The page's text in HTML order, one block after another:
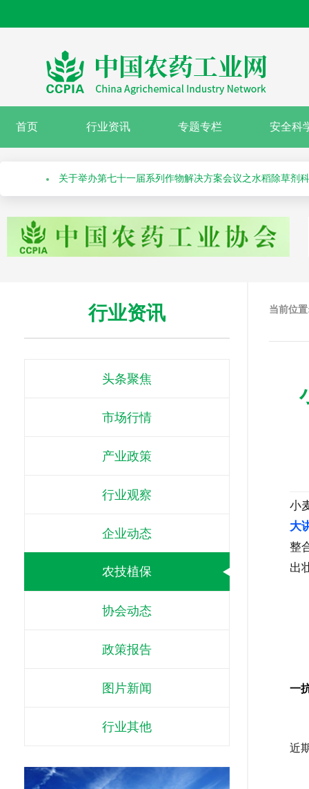
首页 行业资讯 专题专栏 安全科
绿色高质量农药产品报送指南
关于召开“第十届农药安全科学使用专题会”的通知
关于举办第七十一届系列作物解决方案会议之水稻除草剂
行业资讯
头条聚焦
市场行情
产业政策
行业观察
企业动态
农技植保
协会动态
政策报告
图片新闻
行业其他
当前位
小
大
整
出
一
近